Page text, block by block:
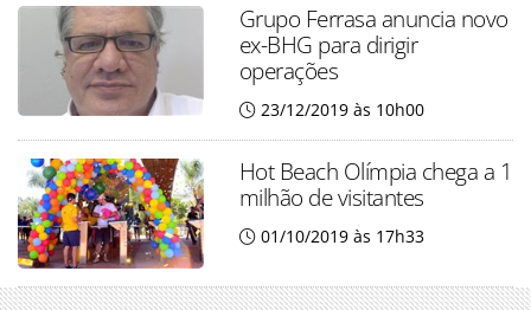
Grupo Ferrasa anuncia novo
ex-BHG para dirigir
operações
23/12/2019 às 10h00
Hot Beach Olímpia chega a 1
milhão de visitantes
01/10/2019 às 17h33